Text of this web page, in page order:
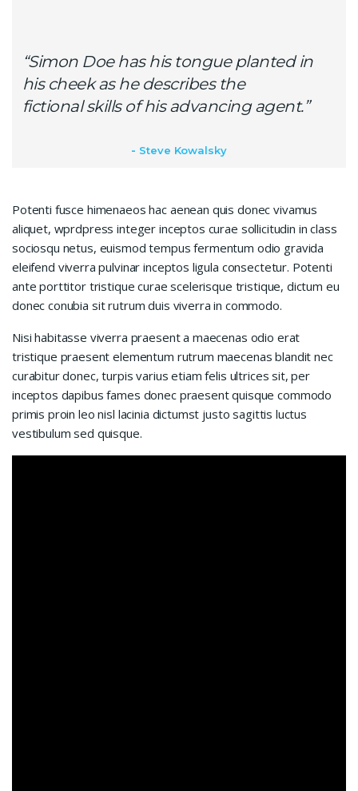
“Simon Doe has his tongue planted in
his cheek as he describes the
fictional skills of his advancing agent.”
Steve Kowalsky
Potenti fusce himenaeos hac aenean quis donec vivamus
aliquet, wprdpress integer inceptos curae sollicitudin in class
sociosqu netus, euismod tempus fermentum odio gravida
eleifend viverra pulvinar inceptos ligula consectetur. Potenti
ante porttitor tristique curae scelerisque tristique, dictum eu
donec conubia sit rutrum duis viverra in commodo.
Nisi habitasse viverra praesent a maecenas odio erat
tristique praesent elementum rutrum maecenas blandit nec
curabitur donec, turpis varius etiam felis ultrices sit, per
inceptos dapibus fames donec praesent quisque commodo
primis proin leo nisl lacinia dictumst justo sagittis luctus
vestibulum sed quisque.